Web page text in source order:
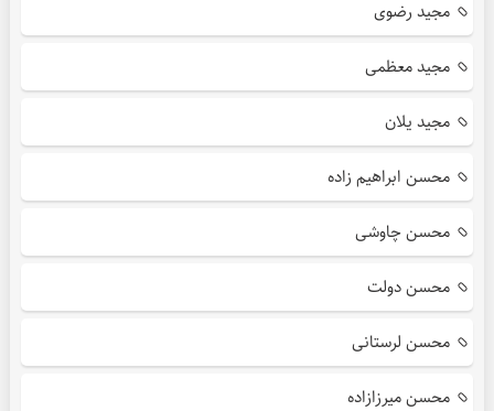
مجید رضوی
مجید معظمی
مجید یلان
محسن ابراهیم زاده
محسن چاوشی
محسن دولت
محسن لرستانی
محسن میرزازاده